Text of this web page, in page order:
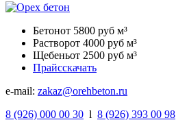
Бетонот 5800 руб м³
Растворот 4000 руб м³
Щебеньот 2500 руб м³
Прайсскачать
e-mail: zakaz@orehbeton.ru
8 (926) 000 00 30 l 8 (926) 393 00 98